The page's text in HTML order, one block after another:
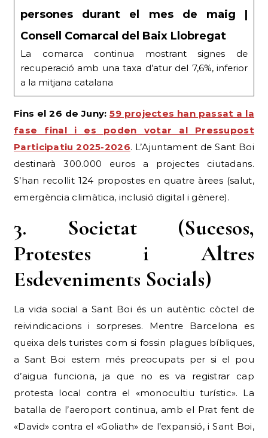
persones durant el mes de maig |
Consell Comarcal del Baix Llobregat
La comarca continua mostrant signes de
recuperació amb una taxa d’atur del 7,6%, inferior
a la mitjana catalana
Fins el 26 de Juny:59 projectes han passat a la
fase final i es poden votar al Pressupost
Participatiu 2025-2026. L’Ajuntament de Sant Boi
destinarà 300.000 euros a projectes ciutadans.
S’han recollit 124 propostes en quatre àrees (salut,
emergència climàtica, inclusió digital i gènere).
3. Societat (Sucesos,
Protestes i Altres
Esdeveniments Socials)
La vida social a Sant Boi és un autèntic còctel de
reivindicacions i sorpreses. Mentre Barcelona es
queixa dels turistes com si fossin plagues bíbliques,
a Sant Boi estem més preocupats per si el pou
d’aigua funciona, ja que no es va registrar cap
protesta local contra el «monocultiu turístic». La
batalla de l’aeroport continua, amb el Prat fent de
«David» contra el «Goliath» de l’expansió, i Sant Boi,